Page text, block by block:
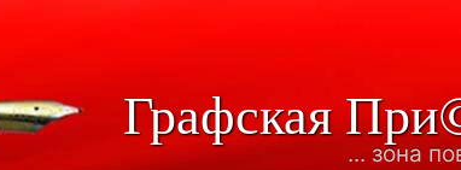
Графская
... зона